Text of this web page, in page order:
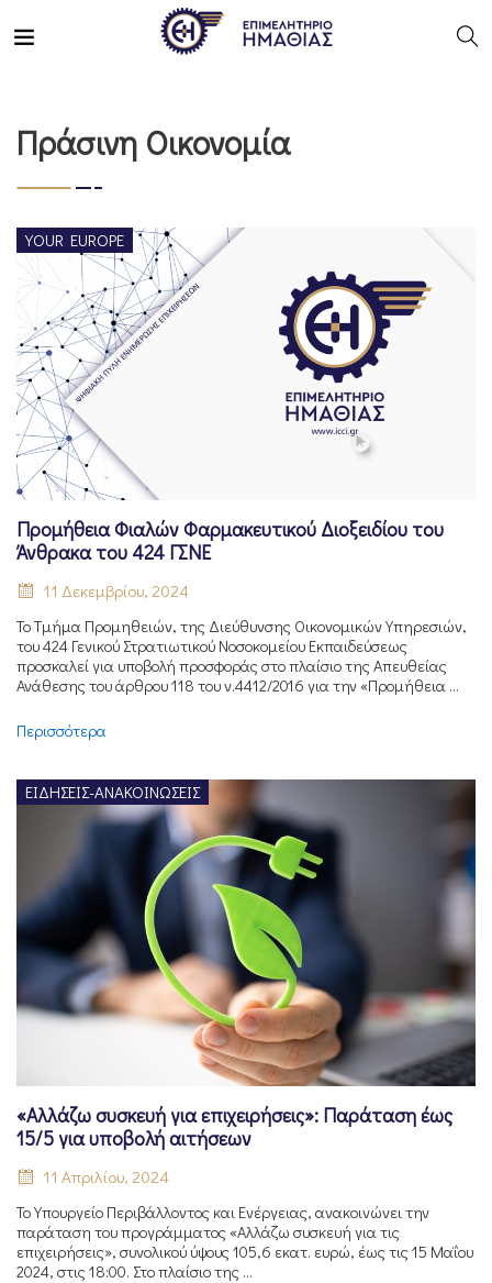
Πράσινη Οικονομία
YOUR EUROPE
Προμήθεια Φιαλών Φαρμακευτικού Διοξειδίου του
Άνθρακα του 424 ΓΣΝΕ
11 Δεκεμβρίου, 2024
Το Τμήμα Προμηθειών, της Διεύθυνσης Οικονομικών Υπηρεσιών,
του 424 Γενικού Στρατιωτικού Νοσοκομείου Εκπαιδεύσεως
προσκαλεί για υποβολή προσφοράς στο πλαίσιο της Απευθείας
Ανάθεσης του άρθρου 118 του ν.4412/2016 για την «Προμήθεια ...
Περισσότερα
ΕΙΔΉΣΕΙΣ-ΑΝΑΚΟΙΝΏΣΕΙΣ
«Αλλάζω συσκευή για επιχειρήσεις»: Παράταση έως
15/5 για υποβολή αιτήσεων
11 Απριλίου, 2024
Το Υπουργείο Περιβάλλοντος και Ενέργειας, ανακοινώνει την
παράταση του προγράμματος «Αλλάζω συσκευή για τις
επιχειρήσεις», συνολικού ύψους 105,6 εκατ. ευρώ, έως τις 15 Μαΐου
2024, στις 18:00. Στο πλαίσιο της ...